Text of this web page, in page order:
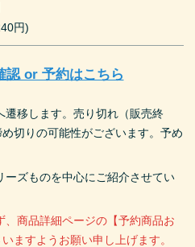
円)
認 or 予約はこちら
移します。売り切れ（販売終
切りの可能性がございます。予め
ズものを中心にご紹介させてい
商品詳細ページの【予約商品お
ますようお願い申し上げます。